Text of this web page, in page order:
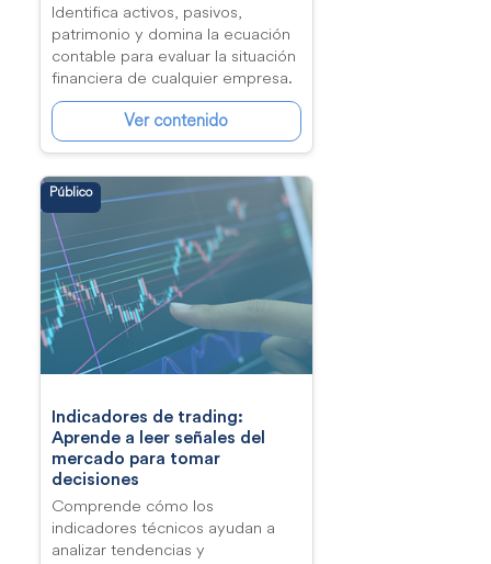
Identifica activos, pasivos,
patrimonio y domina la ecuación
contable para evaluar la situación
financiera de cualquier empresa.
Ver contenido
Público
Indicadores de trading:
Aprende a leer señales del
mercado para tomar
decisiones
Comprende cómo los
indicadores técnicos ayudan a
analizar tendencias y